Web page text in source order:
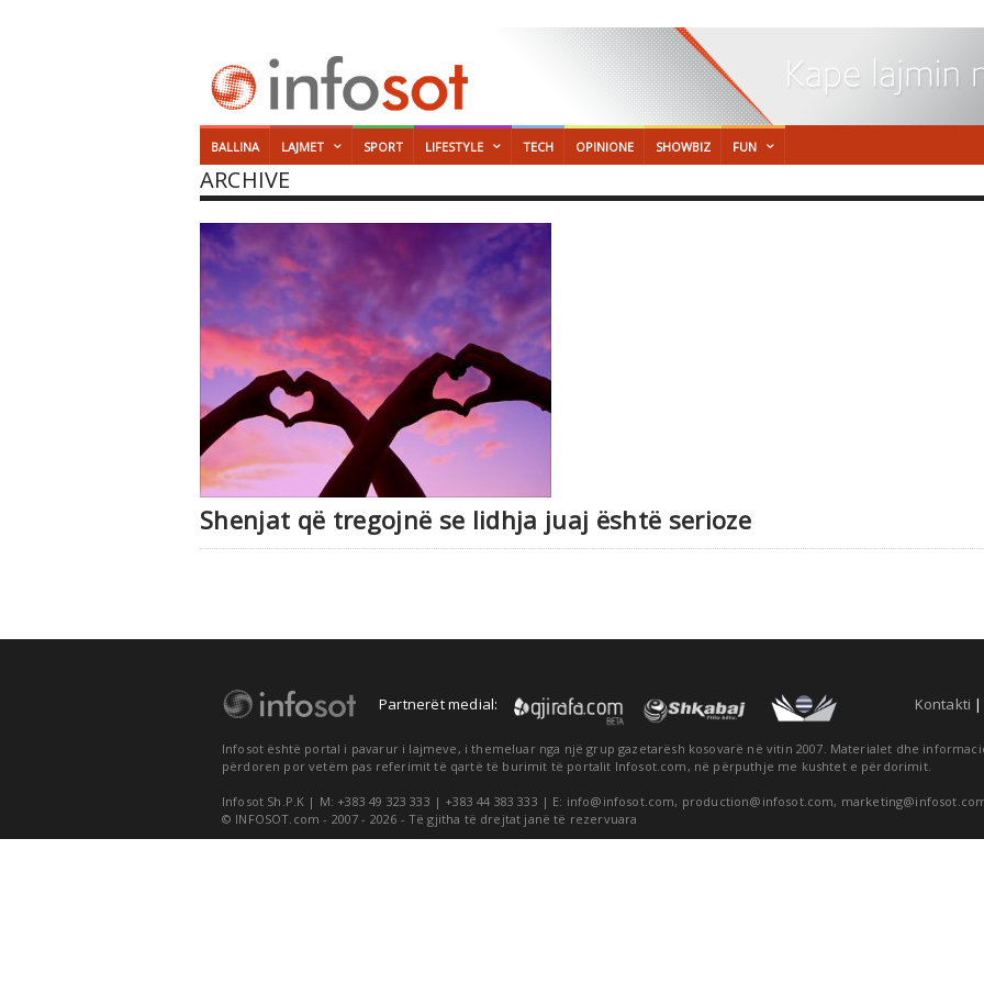
BALLINA LAJMET SPORT LIFESTYLE TECH OPINIONE SHOWBIZ FUN
ARCHIVE
Shenjat që tregojnë se lidhja juaj është serioze
Partnerët medial: Kontakti
Infosot është portal i pavarur i lajmeve, i themeluar nga një grup gazetarësh kosovarë në vitin 2007. Materialet dhe
përdoren por vetëm pas referimit të qartë të burimit të portalit Infosot.com, në përputhje me kushtet e përdorimit.
Infosot Sh.P.K | M: +383 49 323 333 | +383 44 383 333 | E: info@infosot.com, production@infosot.com,
© INFOSOT.com - 2007 - 2026 - Të gjitha të drejtat janë të rezervuara